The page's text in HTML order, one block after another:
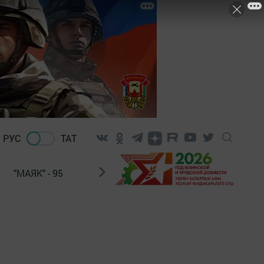
РУС ТАТ
"МАЯК" - 95 "ГУЛЬСТАН" НАШ ПОЧТАЛЬОН